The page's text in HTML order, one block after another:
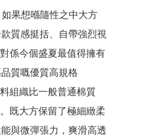
果想喺隨性之中大方
質感挺括、自帶強烈視
係今個盛夏最值得擁有
質嘅優質高規格
組織比一般普通棉質
既大方保留了極細緻柔
與微彈張力，爽滑高透